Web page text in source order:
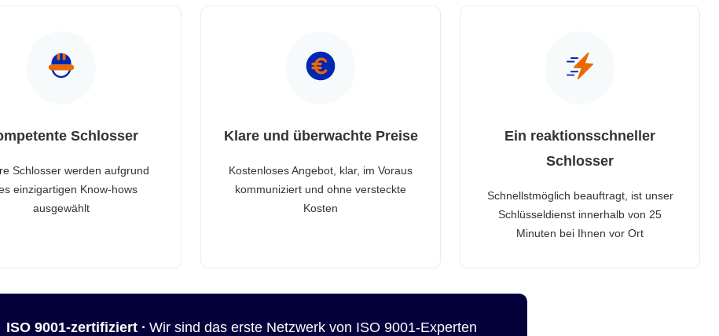
Schlosser
Schlosser werden aufgrund
einzigartigen Know-hows
ausgewählt
Klare und überwachte Preise
Kostenloses Angebot, klar, im Voraus
kommuniziert und ohne versteckte
Kosten
Ein reaktionsschneller
Schlosser
Schnellstmöglich beauftragt, ist unser
Schlüsseldienst innerhalb von 25
Minuten bei Ihnen vor Ort
ISO 9001-zertifiziert · Wir sind das erste Netzwerk von ISO 9001-Experten